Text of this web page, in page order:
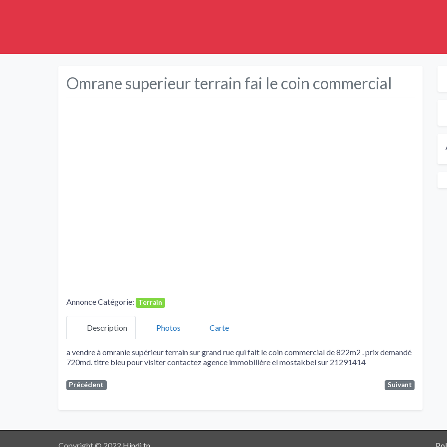
Omrane superieur terrain fai le coin commercial
Annonce Catégorie: Terrain
Description Photos Carte
a vendre à omranie supérieur terrain sur grand rue qui fait le coin commercial de 822m2 . prix demandé
720md. titre bleu pour visiter contactez agence immobilière el mostakbel sur 21291414
Précédent Suivant